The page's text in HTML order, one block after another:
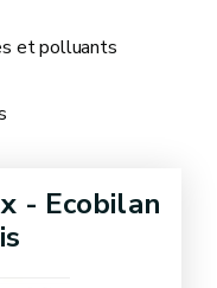
et polluants
- Ecobilan